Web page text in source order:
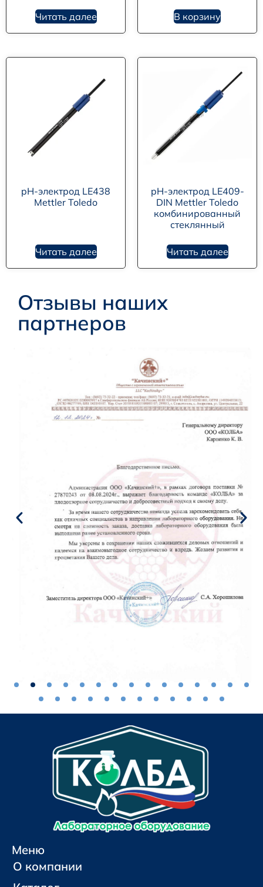
Читать далее В корзину
pH-электрод LE438
Mettler Toledo
Читать далее
pH-электрод LE409-
DIN Mettler Toledo
комбинированный
стеклянный
Читать далее
Отзывы наших
партнеров
Меню
О компании